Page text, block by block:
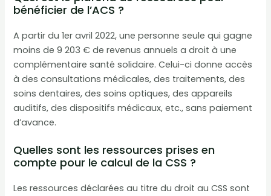
bénéficier de l’ACS ?
A partir du 1er avril 2022, une personne seule qui gagne
moins de 9 203 € de revenus annuels a droit à une
complémentaire santé solidaire. Celui-ci donne accès
à des consultations médicales, des traitements, des
soins dentaires, des soins optiques, des appareils
auditifs, des dispositifs médicaux, etc., sans paiement
d’avance.
Quelles sont les ressources prises en
compte pour le calcul de la CSS ?
Les ressources déclarées au titre du droit au CSS sont